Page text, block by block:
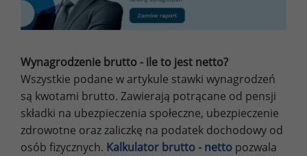
Wynagrodzenie brutto - ile to jest netto?
Wszystkie podane w artykule stawki wynagrodzeń
są kwotami brutto. Zawierają potrącane od pensji
składki na ubezpieczenia społeczne, ubezpieczenie
zdrowotne oraz zaliczkę na podatek dochodowy od
osób fizycznych. Kalkulator brutto - netto pozwala